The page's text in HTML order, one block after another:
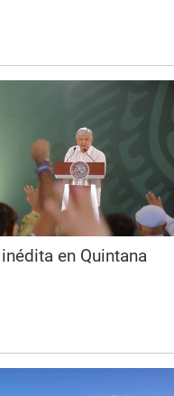
en Quintana